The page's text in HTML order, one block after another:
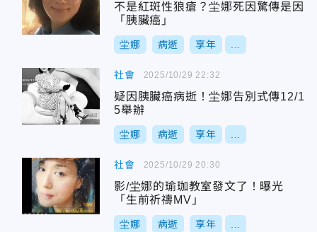
不是紅斑性狼瘡？坣娜死因驚傳是因
「胰臟癌」
坣娜 病逝 享年
社會
疑因胰臟癌病逝！坣娜告別式傳12/1
5舉辦
坣娜 病逝 享年
2025/10/29 22:32
社會
影/坣娜的瑜珈教室發文了！曝光
「生前祈禱MV」
坣娜 病逝 享年
2025/10/29 20:30